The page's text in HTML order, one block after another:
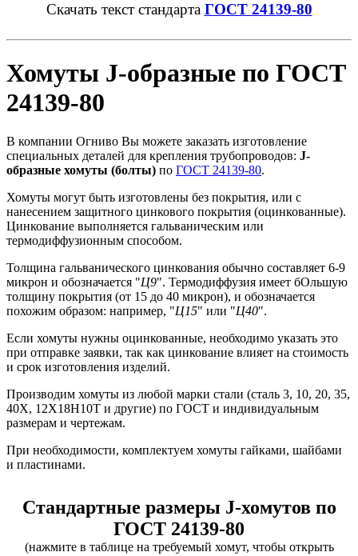
Скачать текст стандарта ГОСТ 24139-80
Хомуты J-образные по ГОСТ
24139-80
В компании Огниво Вы можете заказать изготовление
специальных деталей для крепления трубопроводов: J-
образные хомуты (болты) по ГОСТ 24139-80.
Хомуты могут быть изготовлены без покрытия, или с
нанесением защитного цинкового покрытия (оцинкованные).
Цинкование выполняется гальваническим или
термодиффузионным способом.
Толщина гальванического цинкования обычно составляет 6-9
микрон и обозначается "Ц9". Термодиффузия имеет бОльшую
толщину покрытия (от 15 до 40 микрон), и обозначается
похожим образом: например, "Ц15" или "Ц40".
Если хомуты нужны оцинкованные, необходимо указать это
при отправке заявки, так как цинкование влияет на стоимость
и срок изготовления изделий.
Производим хомуты из любой марки стали (сталь 3, 10, 20, 35,
40Х, 12Х18Н10Т и другие) по ГОСТ и индивидуальным
размерам и чертежам.
При необходимости, комплектуем хомуты гайками, шайбами
и пластинами.
Стандартные размеры J-хомутов по
ГОСТ 24139-80
(нажмите в таблице на требуемый хомут, чтобы открыть